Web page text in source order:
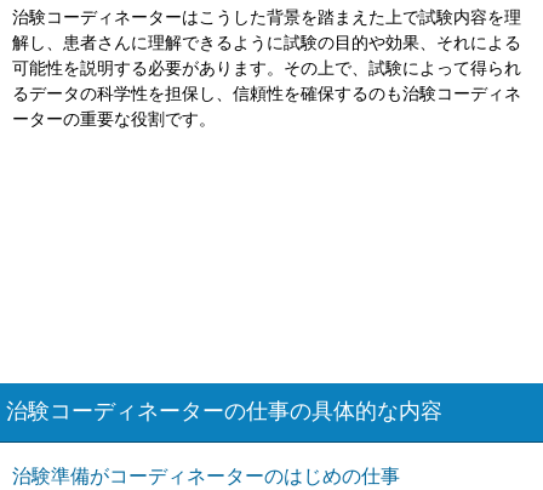
治験コーディネーターはこうした背景を踏まえた上で試験内容を理
解し、患者さんに理解できるように試験の目的や効果、それによる
可能性を説明する必要があります。その上で、試験によって得られ
るデータの科学性を担保し、信頼性を確保するのも治験コーディネ
ーターの重要な役割です。
治験コーディネーターの仕事の具体的な内容
治験準備がコーディネーターのはじめの仕事